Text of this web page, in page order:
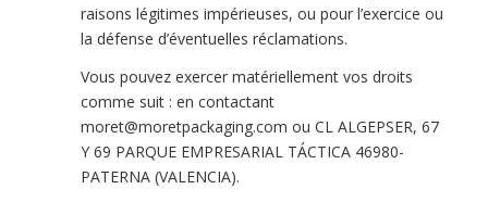
raisons légitimes impérieuses, ou pour l’exercice ou
la défense d’éventuelles réclamations.
Vous pouvez exercer matériellement vos droits
comme suit : en contactant
moret@moretpackaging.com ou CL ALGEPSER, 67
Y 69 PARQUE EMPRESARIAL TÁCTICA 46980-
PATERNA (VALENCIA).